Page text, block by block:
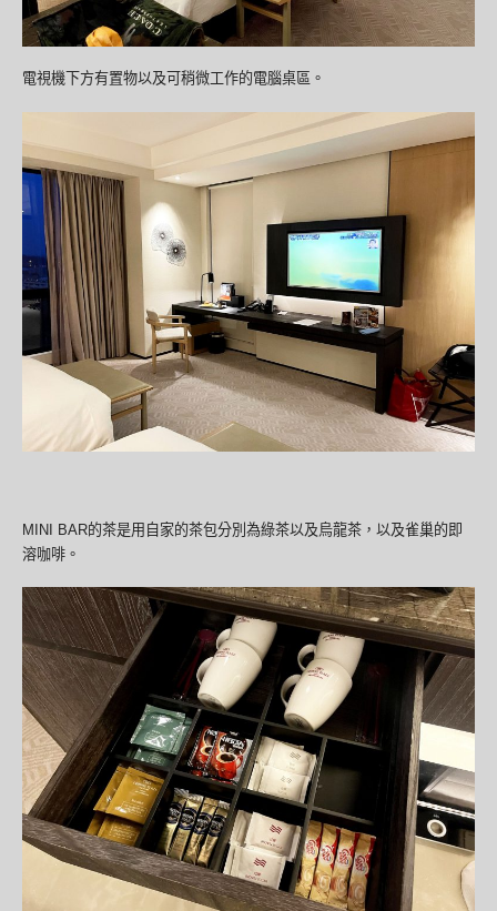
電視機下方有置物以及可稍微工作的電腦桌區。
MINI BAR的茶是用自家的茶包分別為綠茶以及烏龍茶，以及雀巢的即
溶咖啡。